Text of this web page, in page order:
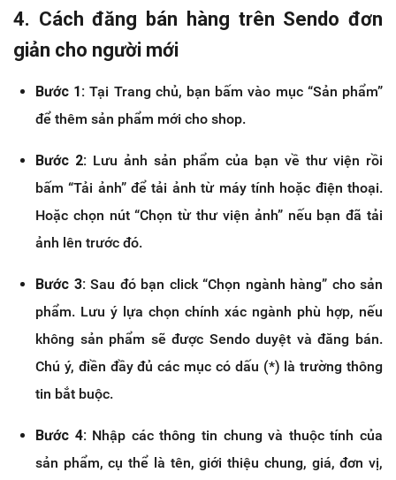
4. Cách đăng bán hàng trên Sendo đơn
giản cho người mới
Bước 1: Tại Trang chủ, bạn bấm vào mục “Sản phẩm”
để thêm sản phẩm mới cho shop.
Bước 2: Lưu ảnh sản phẩm của bạn về thư viện rồi
bấm “Tải ảnh” để tải ảnh từ máy tính hoặc điện thoại.
Hoặc chọn nút “Chọn từ thư viện ảnh” nếu bạn đã tải
ảnh lên trước đó.
Bước 3:Sau đó bạn click “Chọn ngành hàng” cho sản
phẩm. Lưu ý lựa chọn chính xác ngành phù hợp, nếu
không sản phẩm sẽ được Sendo duyệt và đăng bán.
Chú ý, điền đầy đủ các mục có dấu (*) là trường thông
tin bắt buộc.
Bước 4:Nhập các thông tin chung và thuộc tính của
sản phẩm, cụ thể là tên, giới thiệu chung, giá, đơn vị,